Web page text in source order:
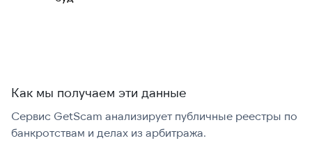
международно:
Как мы получаем эти данные
Сервис GetScam анализирует публичные реестры по
банкротствам и делах из арбитража.